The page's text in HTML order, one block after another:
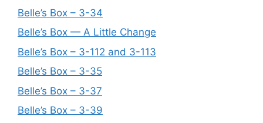
Belle’s Box – 3-34
Belle’s Box — A Little Change
Belle’s Box – 3-112 and 3-113
Belle’s Box – 3-35
Belle’s Box – 3-37
Belle’s Box – 3-39